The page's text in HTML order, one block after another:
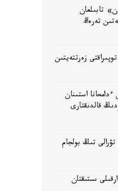
تابىلعان
تەرەڭ
زەرتتەيتىن
ءدامحانا استىنان
قالدىقتارى
تىڭ بولجام
ىستىقتان